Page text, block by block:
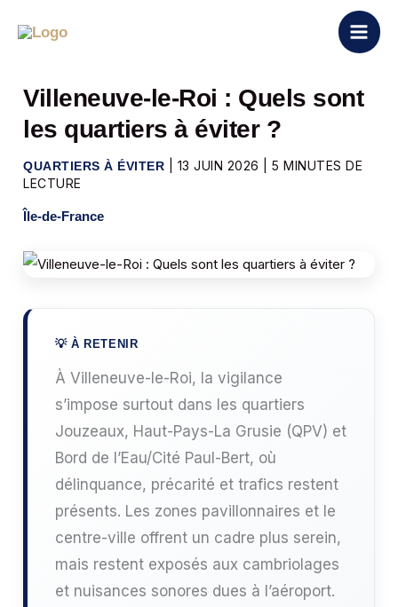
Villeneuve-le-Roi : Quels sont
les quartiers à éviter ?
QUARTIERS À ÉVITER 13 JUIN 2026 |5 MINUTES DE
LECTURE
Île-de-France
À Villeneuve-le-Roi, la vigilance
s’impose surtout dans les quartiers
Jouzeaux, Haut-Pays-La Grusie (QPV) et
Bord de l’Eau/Cité Paul-Bert, où
délinquance, précarité et trafics restent
présents. Les zones pavillonnaires et le
centre-ville offrent un cadre plus serein,
mais restent exposés aux cambriolages
et nuisances sonores dues à l’aéroport.